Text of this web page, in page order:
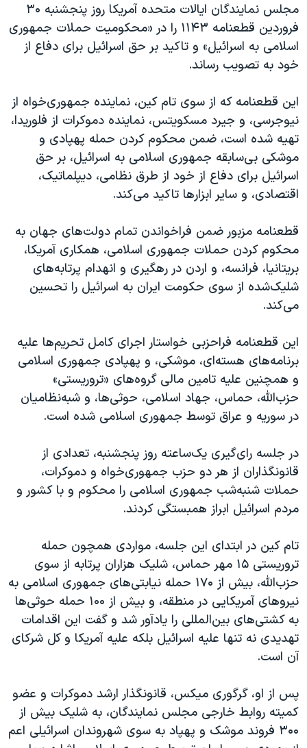
تریبونال مردمی آبان ۹۸
دادگاه حمید نوری
چهل سال گروگان‌گیری
اعتراضات مردمی آبان ۹۸
اسرائیل در جنگ
نرگس محمدی برنده جایزه نوبل صلح
همایش محافظه‌کاران آمریکا «سی‌پک»
سفر پرزیدنت ترامپ به چین
مجلس نمایندگان ایالات متحده آمریکا روز پنجشنبه ۳۰
فروردین قطعنامه ۱۱۴۳ را در «محکومیت حملات جمهوری
اسلامی به اسرائیل» و تاکید بر حق اسرائیل برای دفاع از
خود به تصویب رساند.
این قطعنامه که از سوی تام کین، نماینده جمهوری‌خواه از
نیوجرسی، و جیرد مسکویتس، نماینده دموکرات از فلوریدا،
تهیه شده است، ضمن محکوم کردن حمله پهپادی و
موشکی بی‌سابقه جمهوری اسلامی به اسرائیل، بر حق
اسرائیل برای دفاع از خود از طرق نظامی، دیپلماتیک،
اقتصادی، و سایر ابزارها تاکید می‌کند.
قطعنامه مزبور ضمن فراخواندن تمام دولت‌های جهان به
محکوم کردن حملات جمهوری اسلامی، همکاری آمریکا،
بریتانیا، فرانسه، و اردن در رهگیری و انهدام پرتابه‌های
شلیک‌شده از سوی حکومت ایران به اسرائیل را تحسین
می‌کند.
این قطعنامه فراحزبی خواستار اجرای کامل تحریم‌ها علیه
برنامه‌های هسته‌ای، موشکی، و پهپادی جمهوری اسلامی
و همچنین علیه تامین مالی گروه‌های «تروریستی»
حزب‌الله، حماس، جهاد اسلامی، حوثی‌ها، و شبه‌نظامیان
در سوریه و عراق توسط جمهوری اسلامی شده است.
در جلسه رای‌گیری یک‌ساعته روز پنجشنبه، تعدادی از
قانونگذاران از هر دو حزب جمهوری‌خواه و دموکرات،
حملات شنبه‌شب جمهوری اسلامی را محکوم و با کشور و
مردم اسرائیل ابراز همبستگی کردند.
تام کین در ابتدای این جلسه، مواردی همچون حمله
تروریستی ۱۵ مهر حماس، شلیک هزاران پرتابه از سوی
حزب‌الله، بیش از ۱۷۰ حمله نیابتی‌های جمهوری اسلامی به
نیروهای آمریکایی در منطقه، و بیش از ۱۰۰ حمله حوثی‌ها
به کشتی‌های بین‌المللی را یادآور شد و گفت این اقدامات
تهدیدی نه تنها علیه اسرائیل بلکه علیه آمریکا و کل شرکای
آن است.
پس از او، گرگوری میکس، قانونگذار ارشد دموکرات و عضو
کمیته روابط خارجی مجلس نمایندگان، به شلیک بیش از
۳۰۰ فروند موشک و پهپاد به سوی شهروندان اسرائیلی اعم